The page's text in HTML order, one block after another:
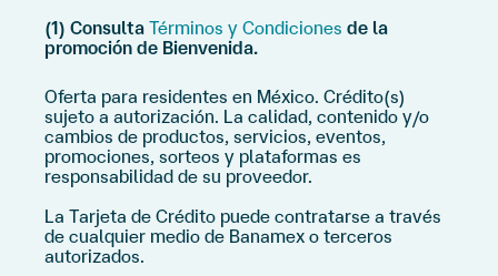
(1) Consulta Términos y Condiciones de la
promoción de Bienvenida.
Oferta para residentes en México. Crédito(s)
sujeto a autorización. La calidad, contenido y/o
cambios de productos, servicios, eventos,
promociones, sorteos y plataformas es
responsabilidad de su proveedor.
La Tarjeta de Crédito puede contratarse a través
de cualquier medio de Banamex o terceros
autorizados.